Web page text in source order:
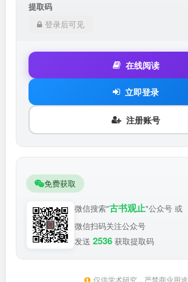
提取码
登录后可见
在线阅读
立即登录
注册账号
免费获取
微信搜索"古书观止"公众号 或
微信扫码关注公众号
发送 2536 获取提取码
仅供学术研究，严禁商业用途